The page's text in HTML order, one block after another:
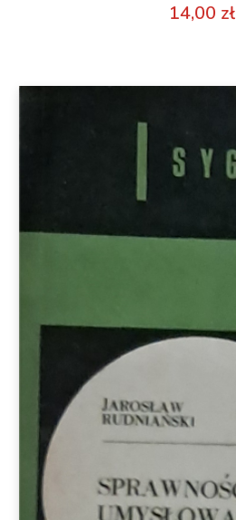
14,00 zł